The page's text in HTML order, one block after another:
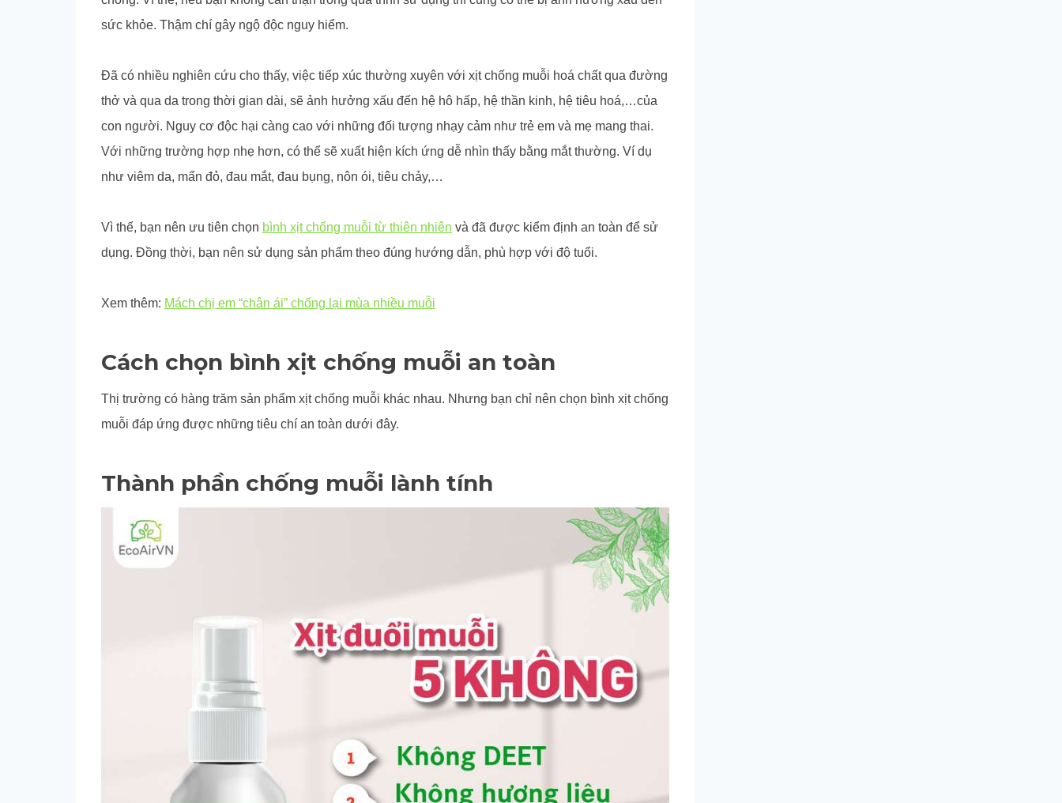
sức khỏe. Thậm chí gây ngộ độc nguy hiểm.
Đã có nhiều nghiên cứu cho thấy, việc tiếp xúc thường xuyên với xịt chống muỗi hoá chất qua đường
thở và qua da trong thời gian dài, sẽ ảnh hưởng xấu đến hệ hô hấp, hệ thần kinh, hệ tiêu hoá,…của
con người. Nguy cơ độc hại càng cao với những đối tượng nhạy cảm như trẻ em và mẹ mang thai.
Với những trường hợp nhẹ hơn, có thể sẽ xuất hiện kích ứng dễ nhìn thấy bằng mắt thường. Ví dụ
như viêm da, mẩn đỏ, đau mắt, đau bụng, nôn ói, tiêu chảy,…
Vì thế, bạn nên ưu tiên chọn bình xịt chống muỗi từ thiên nhiên và đã được kiểm định an toàn để sử
dụng. Đồng thời, bạn nên sử dụng sản phẩm theo đúng hướng dẫn, phù hợp với độ tuổi.
Xem thêm: Mách chị em “chân ái” chống lại mùa nhiều muỗi
Cách chọn bình xịt chống muỗi an toàn
Thị trường có hàng trăm sản phẩm xịt chống muỗi khác nhau. Nhưng bạn chỉ nên chọn bình xịt chống
muỗi đáp ứng được những tiêu chí an toàn dưới đây.
Thành phần chống muỗi lành tính